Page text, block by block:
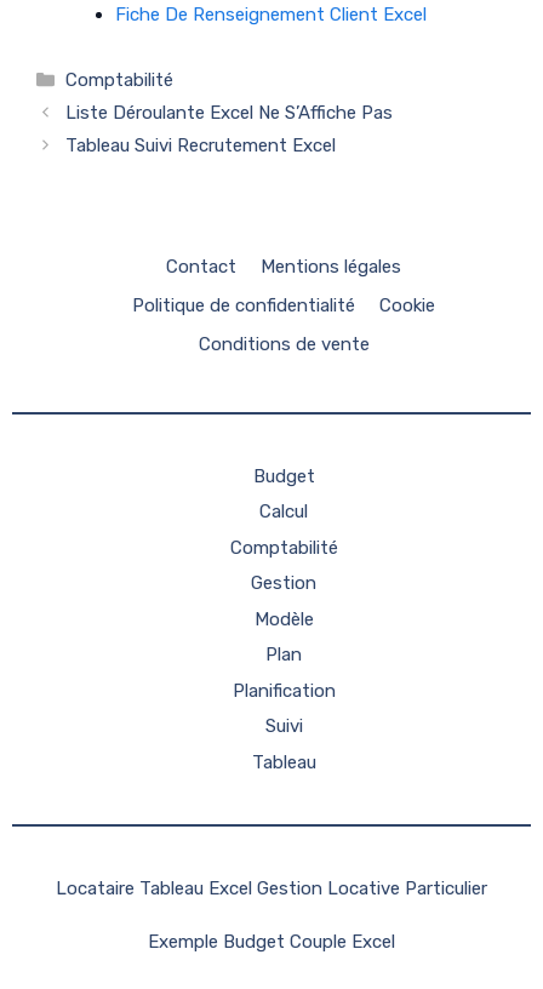
Fiche De Renseignement Client Excel
Catégories
Comptabilité
Liste Déroulante Excel Ne S’Affiche Pas
Tableau Suivi Recrutement Excel
Contact
Mentions légales
Politique de confidentialité
Cookie
Conditions de vente
Budget
Calcul
Comptabilité
Gestion
Modèle
Plan
Planification
Suivi
Tableau
Locataire Tableau Excel Gestion Locative Particulier
Exemple Budget Couple Excel